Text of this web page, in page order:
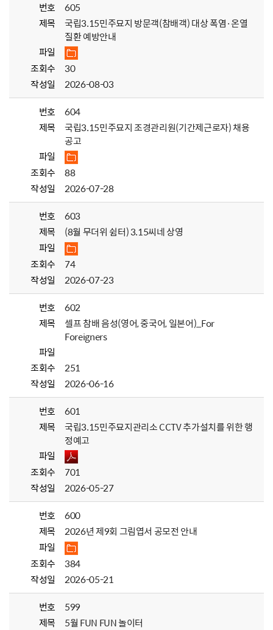
번호
605
제목
국립3.15민주묘지 방문객(참배객) 대상 폭염·온열
질환 예방안내
파일
조회수
30
작성일
2026-08-03
번호
604
제목
국립3.15민주묘지 조경관리원(기간제근로자) 채용
공고
파일
조회수
88
작성일
2026-07-28
번호
603
제목
(8월 무더위 쉼터) 3.15씨네 상영
파일
조회수
74
작성일
2026-07-23
번호
602
제목
셀프 참배 음성(영어, 중국어, 일본어)_For
Foreigners
파일
조회수
251
작성일
2026-06-16
번호
601
제목
국립3.15민주묘지관리소 CCTV 추가설치를 위한 행
정예고
파일
조회수
701
작성일
2026-05-27
번호
600
제목
2026년 제9회 그림엽서 공모전 안내
파일
조회수
384
작성일
2026-05-21
번호
599
제목
5월 FUN FUN 놀이터